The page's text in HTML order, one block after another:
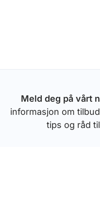
Meld deg på vårt
informasjon om
tips og råd